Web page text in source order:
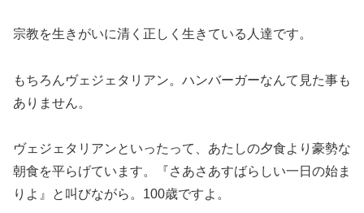
宗教を生きがいに清く正しく生きている人達です。
もちろんヴェジェタリアン。ハンバーガーなんて見た事も
ありません。
ヴェジェタリアンといったって、あたしの夕食より豪勢な
朝食を平らげています。『さあさあすばらしい一日の始ま
りよ』と叫びながら。100歳ですよ。